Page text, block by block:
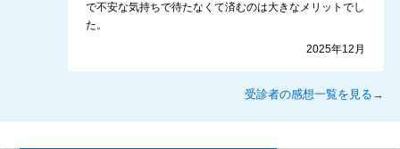
で不安な気持ちで待たなくて済むのは大きなメリットでし
た。
2025年12月
受診者の感想一覧を見る→